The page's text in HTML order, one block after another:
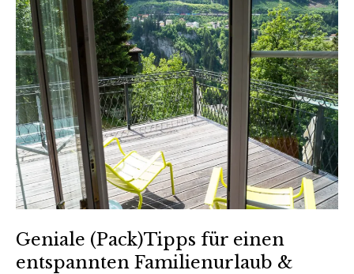
Geniale (Pack)Tipps für einen
entspannten Familienurlaub &